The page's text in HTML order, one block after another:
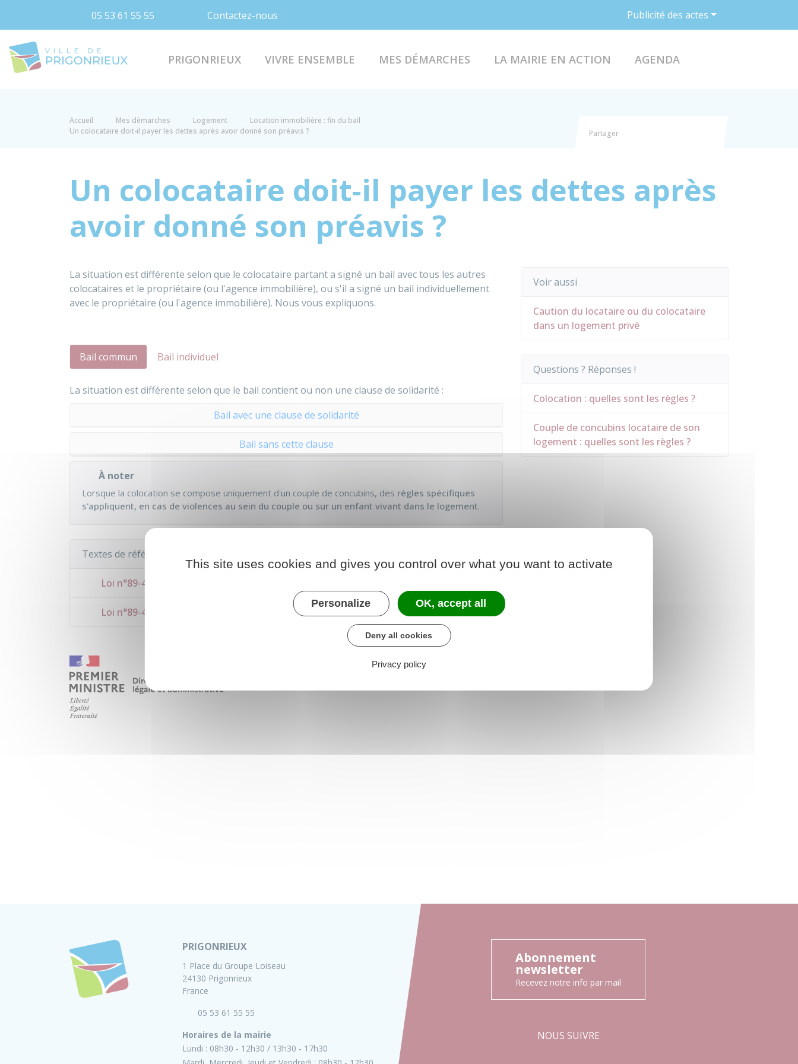
05 53 61 55 55 Contactez-nous Publicité des actes
PRIGONRIEUX VIVRE ENSEMBLE MES DÉMARCHES LA MAIRIE EN ACTION AGENDA
Accueil Mes démarches Logement
Location immobilière : fin du bail
Un colocataire doit-il payer les dettes après avoir donné son préavis ?
Partager
Un colocataire doit-il payer les dettes après
avoir donné son préavis ?
La situation est différente selon que le colocataire partant a signé un bail avec tous les autres
colocataires et le propriétaire (ou l'agence immobilière), ou s'il a signé un bail individuellement
avec le propriétaire (ou l'agence immobilière). Nous vous expliquons.
Bail commun Bail individuel
La situation est différente selon que le bail contient ou non une clause de solidarité :
Bail avec une clause de solidarité
Bail sans cette clause
À noter
Lorsque la colocation se compose uniquement d'un couple de concubins, des règles spécifiques
s'appliquent, en cas de violences au sein du couple ou sur un enfant vivant dans le logement.
Textes de référence
Loi n°89-462 du 6 juillet 1989 sur les rapports locatifs : article 8-1
Loi n°89-462 du 6 juillet 1989 sur les rapports locatifs : article 7-1
Voir aussi
Caution du locataire ou du colocataire
dans un logement privé
Questions ? Réponses !
Colocation : quelles sont les règles ?
Couple de concubins locataire de son
logement : quelles sont les règles ?
PRIGONRIEUX
1 Place du Groupe Loiseau
24130 Prigonrieux
France
05 53 61 55 55
Horaires de la mairie
Lundi : 08h30 - 12h30
13h30 - 17h30
Abonnement
newsletter
Recevez notre info par mail
NOUS SUIVRE
This site uses cookies and gives you control over what you want to activate
Personalize OK, accept all
Deny all cookies
Privacy policy